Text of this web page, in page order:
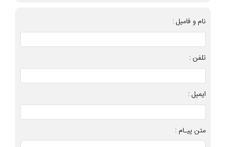
نام و فامیل :
تلفن :
ایمیل :
متن پیـام :